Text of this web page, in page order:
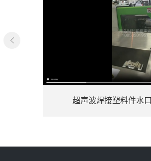
超声波焊接塑料件水